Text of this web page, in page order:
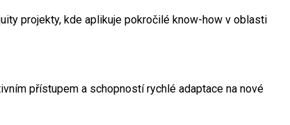
projekty, kde aplikuje pokročilé know-how v oblasti
přístupem a schopností rychlé adaptace na nové